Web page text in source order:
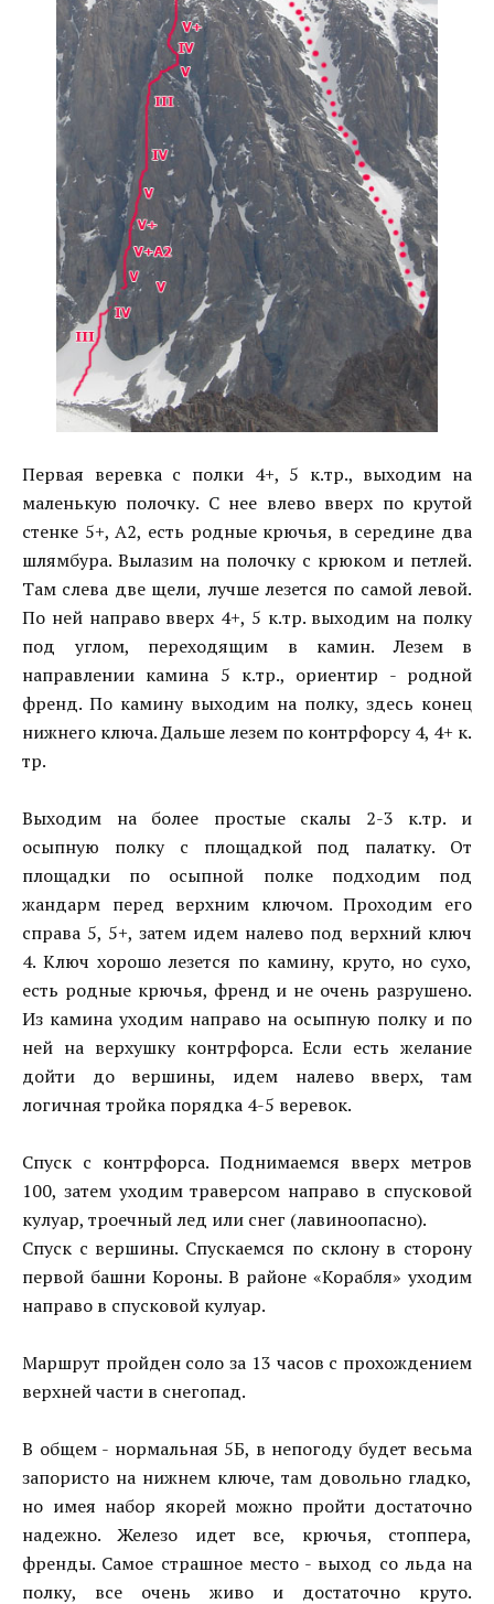
Первая веревка с полки 4+, 5 к.тр., выходим на
маленькую полочку. С нее влево вверх по крутой
стенке 5+, А2, есть родные крючья, в середине два
шлямбура. Вылазим на полочку с крюком и петлей.
Там слева две щели, лучше лезется по самой левой.
По ней направо вверх 4+, 5 к.тр. выходим на полку
под углом, переходящим в камин. Лезем в
направлении камина 5 к.тр., ориентир - родной
френд. По камину выходим на полку, здесь конец
нижнего ключа. Дальше лезем по контрфорсу 4, 4+ к.
тр.
Выходим на более простые скалы 2-3 к.тр. и
осыпную полку с площадкой под палатку. От
площадки по осыпной полке подходим под
жандарм перед верхним ключом. Проходим его
справа 5, 5+, затем идем налево под верхний ключ
4. Ключ хорошо лезется по камину, круто, но сухо,
есть родные крючья, френд и не очень разрушено.
Из камина уходим направо на осыпную полку и по
ней на верхушку контрфорса. Если есть желание
дойти до вершины, идем налево вверх, там
логичная тройка порядка 4-5 веревок.
Спуск с контрфорса. Поднимаемся вверх метров
100, затем уходим траверсом направо в спусковой
кулуар, троечный лед или снег (лавиноопасно).
Спуск с вершины. Спускаемся по склону в сторону
первой башни Короны. В районе «Корабля» уходим
направо в спусковой кулуар.
Маршрут пройден соло за 13 часов с прохождением
верхней части в снегопад.
В общем - нормальная 5Б, в непогоду будет весьма
запористо на нижнем ключе, там довольно гладко,
но имея набор якорей можно пройти достаточно
надежно. Железо идет все, крючья, стоппера,
френды. Самое страшное место - выход со льда на
полку, все очень живо и достаточно круто.